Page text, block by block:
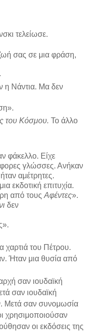
τελείωσε.
σας σε μια φράση,
η Νάντια. Μα δεν
του Κόσμου. Το άλλο
φάκελλο. Είχε
γλώσσες. Ανήκαν
αμέτρητες.
εκδοτική επιτυχία.
από τους Αφέντες».
δεν
χαρτιά του Πέτρου.
Ήταν μια θυσία από
σαν ιουδαϊκή
σαν ιουδαϊκή
Μετά σαν συνομωσία
χρησιμοποιούσαν
οι εκδόσεις της